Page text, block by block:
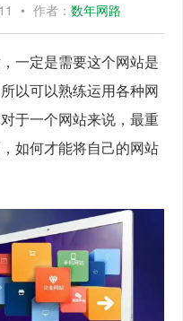
• 作者：数年网路
定是需要这个网站是
以可以熟练运用各种网
于一个网站来说，最重
如何才能将自己的网站